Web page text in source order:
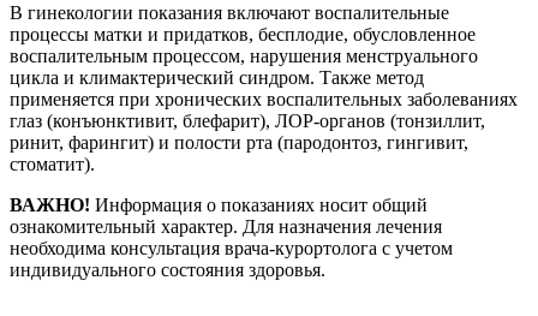
В гинекологии показания включают воспалительные
процессы матки и придатков, бесплодие, обусловленное
воспалительным процессом, нарушения менструального
цикла и климактерический синдром. Также метод
применяется при хронических воспалительных заболеваниях
глаз (конъюнктивит, блефарит), ЛОР-органов (тонзиллит,
ринит, фарингит) и полости рта (пародонтоз, гингивит,
стоматит).
ВАЖНО! Информация о показаниях носит общий
ознакомительный характер. Для назначения лечения
необходима консультация врача-курортолога с учетом
индивидуального состояния здоровья.